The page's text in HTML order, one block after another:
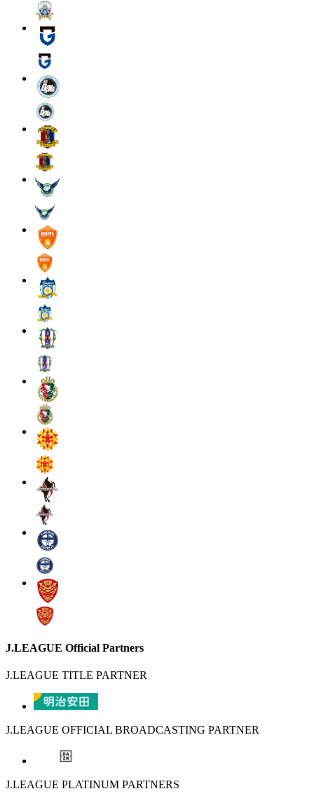
J.LEAGUE Official Partners
J.LEAGUE TITLE PARTNER
J.LEAGUE OFFICIAL BROADCASTING PARTNER
J.LEAGUE PLATINUM PARTNERS